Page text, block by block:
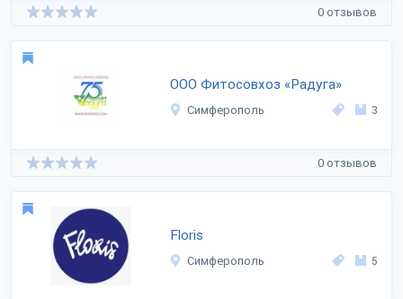
0 отзывов
ООО Фитосовхоз «Радуга»
Симферополь 3
0 отзывов
Floris
Симферополь 5